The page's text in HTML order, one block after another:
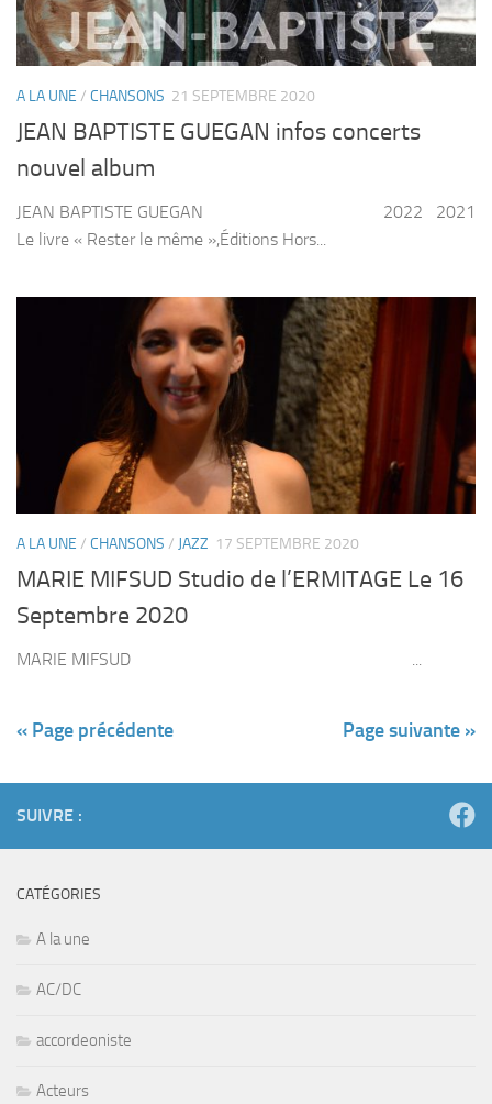
A LA UNE / CHANSONS 21 SEPTEMBRE 2020
JEAN BAPTISTE GUEGAN infos concerts
nouvel album
JEAN BAPTISTE GUEGAN 2022 2021
Le livre « Rester le même »,Éditions Hors...
A LA UNE / CHANSONS / JAZZ 17 SEPTEMBRE 2020
MARIE MIFSUD Studio de l’ERMITAGE Le 16
Septembre 2020
MARIE MIFSUD ...
« Page précédente Page suivante »
SUIVRE :
CATÉGORIES
A la une
AC/DC
accordeoniste
Acteurs